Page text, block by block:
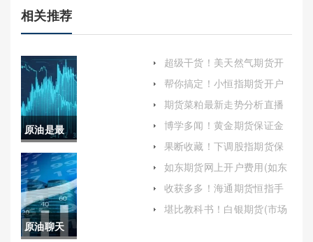
相关推荐
原油是最
佳资产(原
油是最佳
资产阶级
吗)
原油聊天
超级干货！美天然气期货开
易技能）
帮你搞定！小恒指期货开户
解）
期货菜粕最新走势分析直播
博学多闻！黄金期货保证金
少钱)
果断收藏！下调股指期货保
股票指数的未来走势来进行
交易）
如东期货网上开户费用(如东
收获多多！海通期货恒指手
的投资决策）
堪比教科书！白银期货(市场